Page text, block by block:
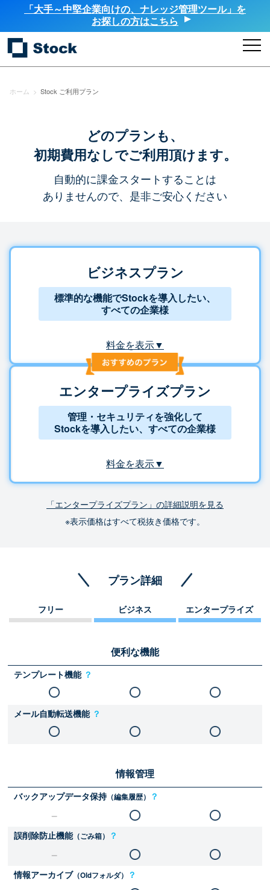
「大手～中堅企業向けの、ナレッジ管理ツール」を
お探しの方はこちら
ホーム > Stock ご利用プラン
どのプランも、
初期費用なしでご利用頂けます。
自動的に課金スタートすることは
ありませんので、是非ご安心ください
ビジネスプラン
標準的な機能でStockを導入したい、
すべての企業様
料金を表示▼
エンタープライズプラン
管理・セキュリティを強化して
Stockを導入したい、すべての企業様
料金を表示▼
「エンタープライズプラン」の詳細説明を見る
※表示価格はすべて税抜き価格です。
プラン詳細
フリー ビジネス エンタープライズ
便利な機能
テンプレート機能 ？
メール自動転送機能 ？
情報管理
バックアップデータ保持（編集履歴） ？
誤削除防止機能（ごみ箱） ？
情報アーカイブ（Oldフォルダ） ？